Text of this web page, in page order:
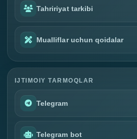
Tahririyat tarkibi
Mualliflar uchun qoidalar
IJTIMOIY TARMOQLAR
Telegram
Telegram bot